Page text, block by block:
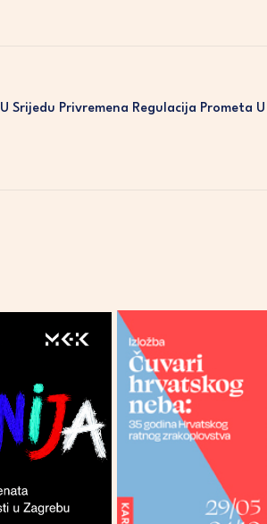
U Srijedu Privremena Regulacija Prometa